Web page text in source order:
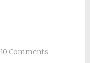
10 Comments